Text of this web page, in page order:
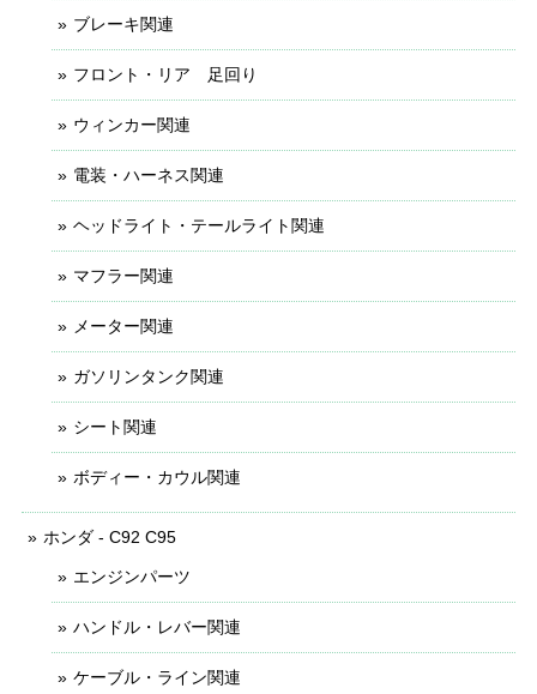
ブレーキ関連
フロント・リア 足回り
ウィンカー関連
電装・ハーネス関連
ヘッドライト・テールライト関連
マフラー関連
メーター関連
ガソリンタンク関連
シート関連
ボディー・カウル関連
ホンダ - C92 C95
エンジンパーツ
ハンドル・レバー関連
ケーブル・ライン関連